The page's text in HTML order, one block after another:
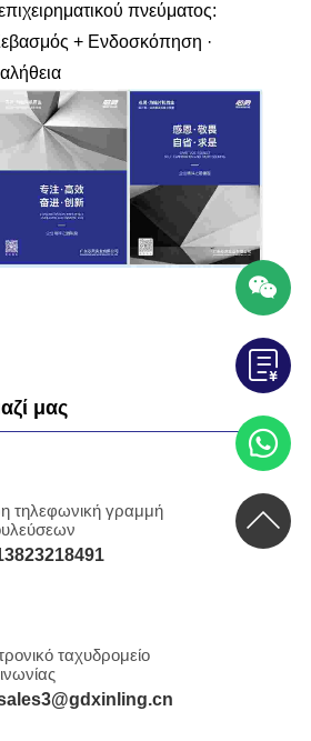
πνεύματος:
+ Ενδοσκόπηση ·
μας
τηλεφωνική γραμμή
ταχυδρομείο